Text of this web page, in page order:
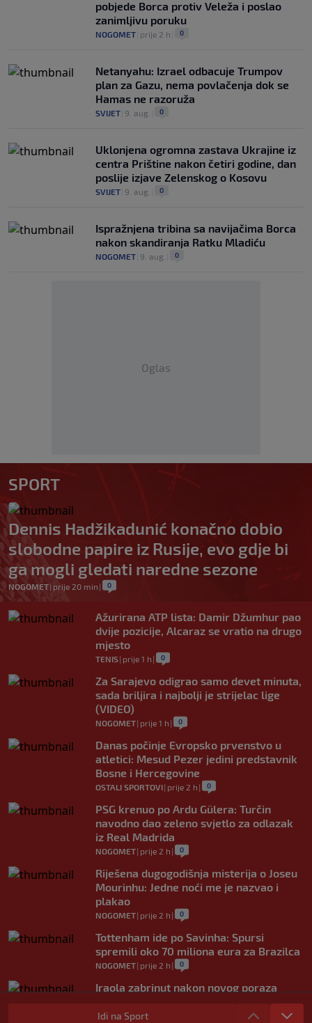
pobjede Borca protiv Veleža i poslao
zanimljivu poruku
NOGOMET prije 2 h 0
Netanyahu: Izrael odbacuje Trumpov
plan za Gazu, nema povlačenja dok se
Hamas ne razoruža
SVIJET 9. aug. 0
Uklonjena ogromna zastava Ukrajine iz
centra Prištine nakon četiri godine, dan
poslije izjave Zelenskog o Kosovu
SVIJET 9. aug. 0
Ispražnjena tribina sa navijačima Borca
nakon skandiranja Ratku Mladiću
NOGOMET 9. aug. 0
Oglas
SPORT
Dennis Hadžikadunić konačno dobio
slobodne papire iz Rusije, evo gdje bi
ga mogli gledati naredne sezone
NOGOMET| prije 20 min | 0
Ažurirana ATP lista: Damir Džumhur pao
dvije pozicije, Alcaraz se vratio na drugo
mjesto
TENIS| prije 1 h | 0
Za Sarajevo odigrao samo devet minuta,
sada briljira i najbolji je strijelac lige
(VIDEO)
NOGOMET| prije 1 h | 0
Danas počinje Evropsko prvenstvo u
atletici: Mesud Pezer jedini predstavnik
Bosne i Hercegovine
OSTALI SPORTOVI| prije 2 h | 0
PSG krenuo po Ardu Gülera: Turčin
navodno dao zeleno svjetlo za odlazak
iz Real Madrida
NOGOMET| prije 2 h | 0
Riješena dugogodišnja misterija o Joseu
Mourinhu: Jedne noći me je nazvao i
plakao
NOGOMET| prije 2 h | 0
Tottenham ide po Savinha: Spursi
spremili oko 70 miliona eura za Brazilca
NOGOMET| prije 2 h | 0
Iraola zabrinut nakon novog poraza
Liverpoola: "Ne možemo održati nivo
koji želimo"
Idi na Sport